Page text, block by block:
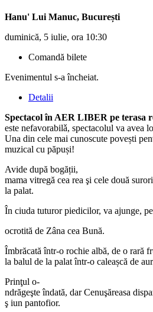
Hanu' Lui Manuc, București
duminică, 5 iulie, ora 10:30
Comandă bilete
Evenimentul s-a încheiat.
Detalii
Spectacol în AER LIBER pe terasa
este nefavorabilǎ, spectacolul va avea
Una din cele mai cunoscute povești
muzical cu păpuși!
Avide după bogății,
mama vitregă cea rea şi cele două surori
la palat.
În ciuda tuturorpiedicilor, va ajunge,
ocrotită de Zâna cea Bună.
Îmbrăcată într-o rochie albă, de o rară
la balul de la palatîntr-o caleașcă de aur
Prinţul o-
ndrăgeşteîndată, darCenuşăreasa
ş iun pantofior.